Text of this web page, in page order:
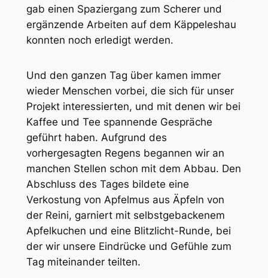
gab einen Spaziergang zum Scherer und
ergänzende Arbeiten auf dem Käppeleshau
konnten noch erledigt werden.
Und den ganzen Tag über kamen immer
wieder Menschen vorbei, die sich für unser
Projekt interessierten, und mit denen wir bei
Kaffee und Tee spannende Gespräche
geführt haben. Aufgrund des
vorhergesagten Regens begannen wir an
manchen Stellen schon mit dem Abbau. Den
Abschluss des Tages bildete eine
Verkostung von Apfelmus aus Äpfeln von
der Reini, garniert mit selbstgebackenem
Apfelkuchen und eine Blitzlicht-Runde, bei
der wir unsere Eindrücke und Gefühle zum
Tag miteinander teilten.